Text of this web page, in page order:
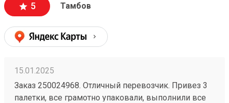
5 Тамбов
15.01.2025
Заказ 250024968. Отличный перевозчик. Привез 3
палетки, все грамотно упаковали, выполнили все